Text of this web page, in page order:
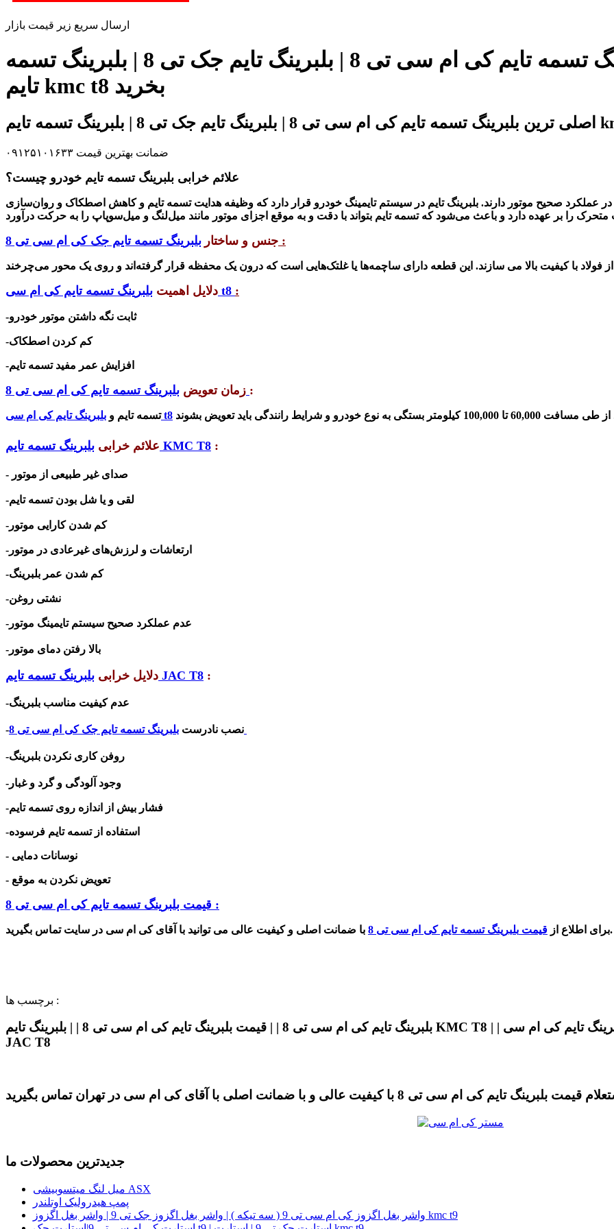
ارسال سریع زیر قیمت بازار
زیر قیمت بازار و شرکت بلبرینگ تسمه تایم کی ام سی تی 8 | بلبرینگ تایم جک تی 8 | بلبرینگ تسمه
تایم kmc t8 بخرید
ضمانت بهترین قیمت ۰۹۱۲۵۱۰۱۶۳۳
علائم خرابی بلبرینگ تسمه تایم خودرو چیست؟
عملکرد صحیح موتور دارند. بلبرینگ تایم در سیستم تایمینگ خودرو قرار دارد که وظیفه هدایت تسمه تایم وکاهش اصطکاک و روان‌سازی
متحرک را بر عهده دارد و باعث می‌شود که تس
جنس و ساختار بلبرینگ تسمه تایم جک کی ام سی تی 8 :
دلایل اهمیت بلبرینگ تسمه تایم کی ام سی t8 :
-ثابت نگه داشتن موتور خودرو
-کم کردن اصطکاک
-افزایش عمر مفید تسمه تایم
زمان تعویض :
تسمه تایم وبلبرینگ تایم کی ام سی t8 از طی مسافت 60,000 تا 100,000 کیلومتر بستگی به نوع خودرو و شرایط رانندگی باید
علائم خرابی بلبرینگ تسمه تایم KMC T8 :
- صدای غیر طبیعی از موتور
-لقی و یا شل بودن تسمه تایم
-کم شدن کارایی موتور
- ارتعاشات و لرزش‌های غیرعادی در موتور
-کم شدن عمر بلبرینگ
-عدم عملکرد صحیح سیستم تایمینگ موتور
-بالا رفتن دمای موتور
دلایل خرابی بلبرینگ تسمه تایم JAC T8 :
-عدم کیفیت مناسب بلبرینگ
-نصب نادرست
-وجود آلودگی و گرد و غبار
-فشار بیش از اندازه روی تسمه تایم
-استفاده از تسمه تایم فرسوده
- نوسانات دمایی
- تعویض نکردن به موقع
قیمت بلبرینگ تسمه تایم کی ام سی تی 8 :
برای اطلاع از قیمت بلبرینگ تسمه تایم کی ام سی تی 8 با ضمانت اصلی و کیفیت عالی می توانید با آقای کی ام سی در سایت تماس بگیرید.
برچسب ها :
بلبرینگ تایم کی ام سی تی 8 | | قیمت بلبرینگ تایم کی ام سی تی 8 | | بلبرینگ تایم KMC T8 | | بلبرینگ تایم جک کی ام سی تی 8 | | بلبرینگ تایم کی ام سی t8 | | بلبرینگ تایم
JAC T8
جدیدترین محصولات ما
میل لنگ میتسوبیشی ASX
پمپ هیدرولیک اوتلندر
واشر بغل اگزوز کی ام سی تی 9 ( سه تیکه ) | واشر بغل اگزوز جک تی 9 | واشر بغل اگزوز kmc t9